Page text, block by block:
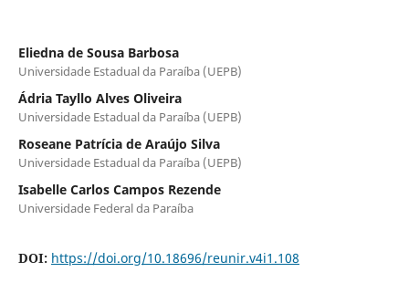
Eliedna de Sousa Barbosa
Universidade Estadual da Paraíba (UEPB)
Ádria Tayllo Alves Oliveira
Universidade Estadual da Paraíba (UEPB)
Roseane Patrícia de Araújo Silva
Universidade Estadual da Paraíba (UEPB)
Isabelle Carlos Campos Rezende
Universidade Federal da Paraíba
DOI: https://doi.org/10.18696/reunir.v4i1.108